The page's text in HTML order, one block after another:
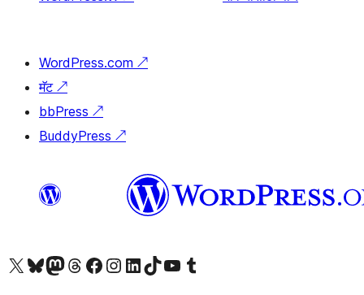
WordPress.com ↗
मॅट ↗
bbPress ↗
BuddyPress ↗
आमच्या X (एक्स) (पूर्वीचे ट्विटर) खात्याला भेट द्या आमच्या ब्लूस्की खात्याला भेट द्या.आमच्या Mastodon खात्याला भेट द्या.आमच्या थ्रेड्स खात्याला भेट द्या. आमच्या फेसबुक पेजला भेट द्या आमच्या इंस्टाग्राम खात्याला भेट द्या आमच्या लिंक्डइन खात्याला भेट द्या आमच्या टिकटॉक अकाउंटला भेट द्या.आमच्या यूट्यूब चॅनेलला भेट द्या आमच्या टंबलर खात्याला भेट द्या.